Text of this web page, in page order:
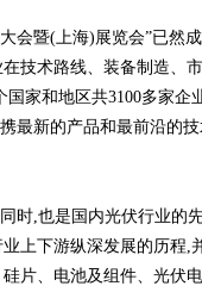
会暨(上海)展览会”已然
技术路线、装备制造、
家和地区共3100多家企
最新的产品和最前沿的
时,也是国内光伏行业的
上下游纵深发展的历程,
片、电池及组件、光伏